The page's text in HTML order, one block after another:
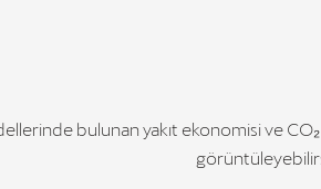
bulunan yakıt ekonomisi ve